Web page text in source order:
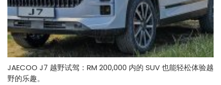
JAECOO J7 越野试驾：RM 200,000 内的 SUV 也能轻松体验越
野的乐趣。